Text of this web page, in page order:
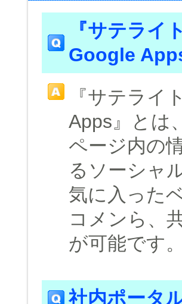
『サテライ
Google
『サテライ
Apps』とは
ページ内の
るソーシャ
気に入った
コメンら、
が可能です。
社内ポータ